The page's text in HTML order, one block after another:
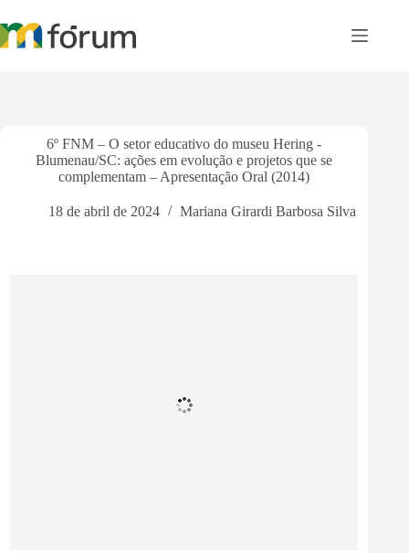
para
o
6º FNM – O setor educativo do museu Hering -
Blumenau/SC: ações em evolução e projetos que se
complementam – Apresentação Oral (2014)
18 de abril de 2024 Mariana Girardi Barbosa Silva